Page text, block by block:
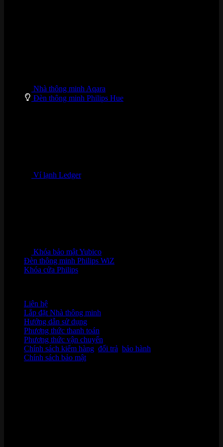
Nhà thông minh Aqara
Đèn thông minh Philips Hue
Ví lạnh Ledger
Khóa bảo mật Yubico
Đèn thông minh Philips WiZ
Khóa cửa Philips
Liên hệ
Lắp đặt Nhà thông minh
Hướng dẫn sử dụng
Phương thức thanh toán
Phương thức vận chuyển
Chính sách kiểm hàng đổi trả bảo hành
Chính sách bảo mật